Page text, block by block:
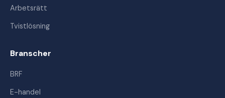
Arbetsrätt
Tvistlösning
Branscher
BRF
E-handel